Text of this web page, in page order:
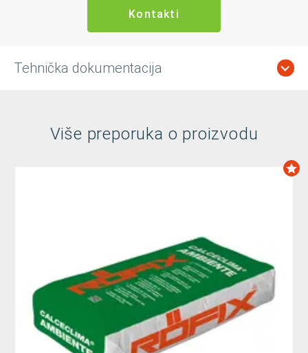
Kontakti
Tehnička dokumentacija
Više preporuka o proizvodu